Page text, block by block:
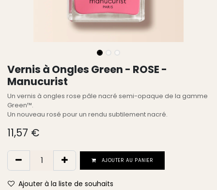
Vernis à Ongles Green - ROSE -
Manucurist
Un vernis à ongles rose pâle nacré semi-opaque de la gamme
Green™.
Un nouveau rosé pour un rendu subtilement nacré.
11,57 €
AJOUTER AU PANIER
Ajouter à la liste de souhaits